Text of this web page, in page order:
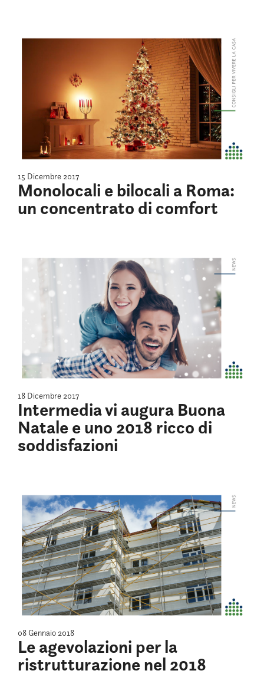
15 Dicembre 2017
Monolocali e bilocali a Roma:
un concentrato di comfort
18 Dicembre 2017
Intermedia vi augura Buona
Natale e uno 2018 ricco di
soddisfazioni
08 Gennaio 2018
Le agevolazioni per la
ristrutturazione nel 2018